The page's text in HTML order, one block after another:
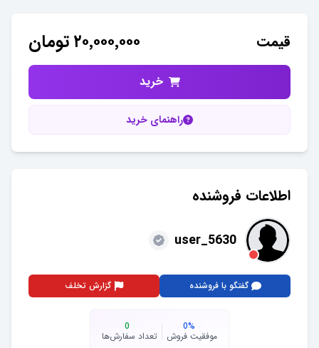
قیمت ۲۰٬۰۰۰٬۰۰۰تومان
خرید
راهنمای خرید
اطلاعات فروشنده
user_5630
گفتگو با فروشنده گزارش تخلف
0%
موفقیت فروش
0
تعداد سفارش‌ها